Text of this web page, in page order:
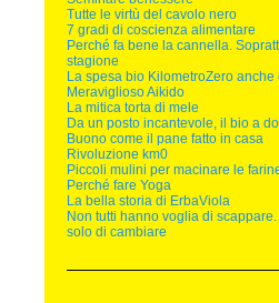
Tutte le virtù del cavolo nero
7 gradi di coscienza alimentare
Perché fa bene la cannella.
stagione
La spesa bio KilometroZero anche
Meraviglioso Aikido
La mitica torta di mele
Da un posto incantevole, il bio a
Buono come il pane fatto in casa
Rivoluzione km0
Piccoli mulini per macinare le
Perché fare Yoga
La bella storia di ErbaViola
Non tutti hanno voglia di
solo di cambiare